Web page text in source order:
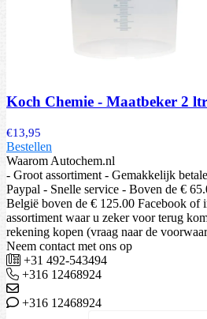
Koch Chemie - Maatbeker 2 ltr
€13,95
Bestellen
Waarom Autochem.nl
- Groot assortiment - Gemakkelijk
Paypal - Snelle service - Boven de €
België boven de € 125.00 Facebook of
assortiment waar u zeker voor terug
rekening kopen (vraag naar de
Neem contact met ons op
+31 492-543494
+316 12468924
+316 12468924